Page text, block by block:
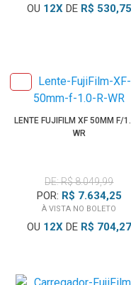
OU 12XDE R$ 530,75
LENTE FUJIFILM XF 50MM F/
WR
DE: R$ 8.049,99
POR: R$ 7.634,25
À VISTA NO BOLETO
OU 12XDE R$ 704,27